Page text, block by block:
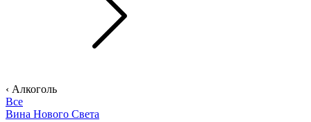
‹ Алкоголь
Все
Вина Нового Света